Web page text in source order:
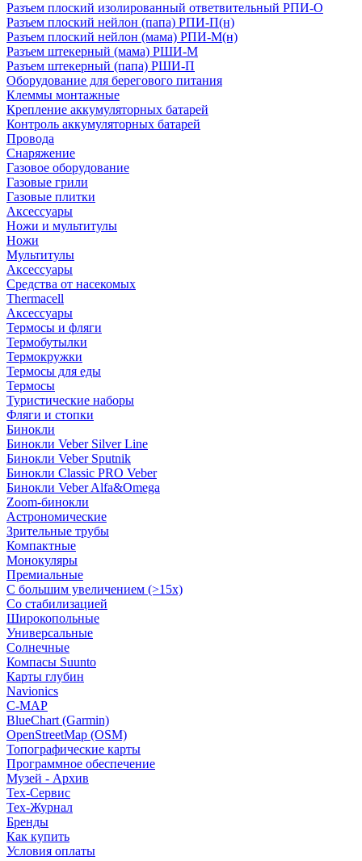
Разъем плоский изолированный ответвительный РПИ-О
Разъем плоский нейлон (папа) РПИ-П(н)
Разъем плоский нейлон (мама) РПИ-М(н)
Разъем штекерный (мама) РШИ-М
Разъем штекерный (папа) РШИ-П
Оборудование для берегового питания
Клеммы монтажные
Крепление аккумуляторных батарей
Контроль аккумуляторных батарей
Провода
Снаряжение
Газовое оборудование
Газовые грили
Газовые плитки
Аксессуары
Ножи и мультитулы
Ножи
Мультитулы
Аксессуары
Средства от насекомых
Thermacell
Аксессуары
Термосы и фляги
Термобутылки
Термокружки
Термосы для еды
Термосы
Туристические наборы
Фляги и стопки
Бинокли
Бинокли Veber Silver Line
Бинокли Veber Sputnik
Бинокли Classic PRO Veber
Бинокли Veber Alfa&Omega
Zoom-бинокли
Астрономические
Зрительные трубы
Компактные
Монокуляры
Премиальные
С большим увеличением (>15x)
Со стабилизацией
Широкопольные
Универсальные
Солнечные
Компасы Suunto
Карты глубин
Navionics
C-MAP
BlueChart (Garmin)
OpenStreetMap (OSM)
Топографические карты
Программное обеспечение
Музей - Архив
Tex-Сервис
Тех-Журнал
Бренды
Как купить
Условия оплаты